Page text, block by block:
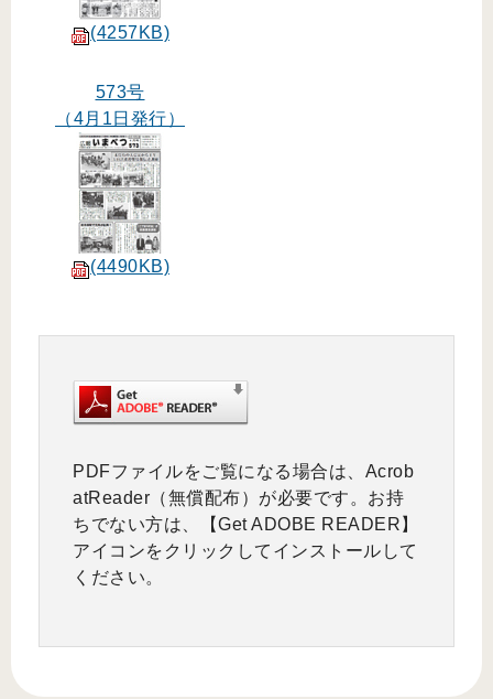
(4257KB)
573号
（4月1日発行）
(4490KB)
PDFファイルをご覧になる場合は、Acrob
atReader（無償配布）が必要です。お持
ちでない方は、【Get ADOBE READER】
アイコンをクリックしてインストールして
ください。